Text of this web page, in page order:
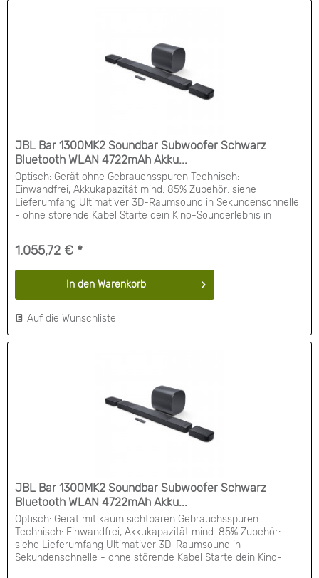
JBL Bar 1300MK2 Soundbar Subwoofer Schwarz
Bluetooth WLAN 4722mAh Akku...
Optisch: Gerät ohne Gebrauchsspuren Technisch:
Einwandfrei, Akkukapazität mind. 85% Zubehör: siehe
Lieferumfang Ultimativer 3D-Raumsound in Sekundenschnelle
- ohne störende Kabel Starte dein Kino-Sounderlebnis in
Raumklangerlebnis in 3D hüllt, das du an jeden...
1.055,72 € *
In den Warenkorb
Auf die Wunschliste
JBL Bar 1300MK2 Soundbar Subwoofer Schwarz
Bluetooth WLAN 4722mAh Akku...
Optisch: Gerät mit kaum sichtbaren Gebrauchsspuren
Technisch: Einwandfrei, Akkukapazität mind. 85% Zubehör:
siehe Lieferumfang Ultimativer 3D-Raumsound in
Sekundenschnelle - ohne störende Kabel Starte dein Kino-